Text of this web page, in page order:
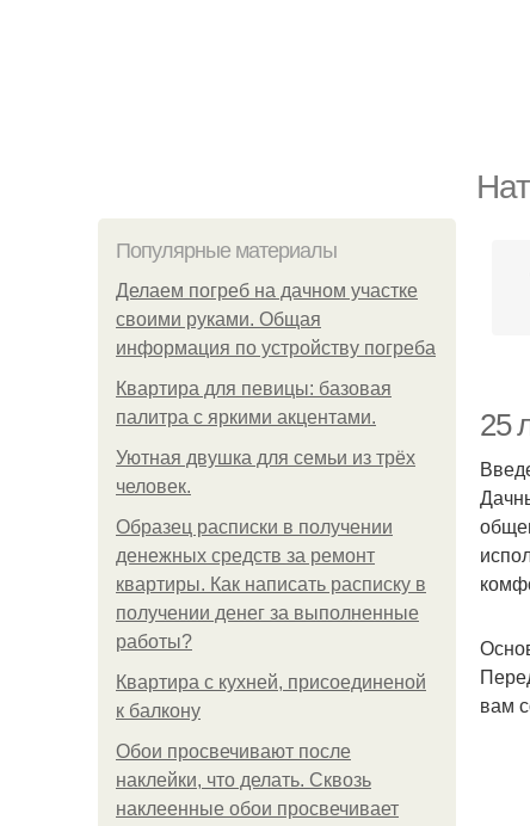
Популярные материалы
Делаем погреб на дачном участке
своими руками. Общая
информация по устройству погреба
Квартира для певицы: базовая
палитра с яркими акцентами.
Уютная двушка для семьи из трёх
человек.
Образец расписки в получении
денежных средств за ремонт
квартиры. Как написать расписку в
получении денег за выполненные
работы?
Квартира с кухней, присоединеной
к балкону
Обои просвечивают после
наклейки, что делать. Сквозь
наклеенные обои просвечивает
25
вам